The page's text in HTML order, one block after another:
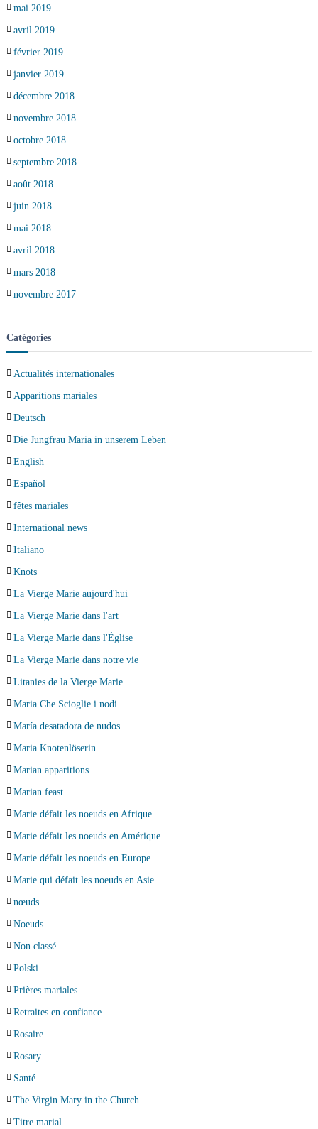
mai 2019
avril 2019
février 2019
janvier 2019
décembre 2018
novembre 2018
octobre 2018
septembre 2018
août 2018
juin 2018
mai 2018
avril 2018
mars 2018
novembre 2017
Catégories
Actualités internationales
Apparitions mariales
Deutsch
Die Jungfrau Maria in unserem Leben
English
Español
fêtes mariales
International news
Italiano
Knots
La Vierge Marie aujourd'hui
La Vierge Marie dans l'art
La Vierge Marie dans l'Église
La Vierge Marie dans notre vie
Litanies de la Vierge Marie
Maria Che Scioglie i nodi
María desatadora de nudos
Maria Knotenlöserin
Marian apparitions
Marian feast
Marie défait les noeuds en Afrique
Marie défait les noeuds en Amérique
Marie défait les noeuds en Europe
Marie qui défait les noeuds en Asie
nœuds
Noeuds
Non classé
Polski
Prières mariales
Retraites en confiance
Rosaire
Rosary
Santé
The Virgin Mary in the Church
Titre marial